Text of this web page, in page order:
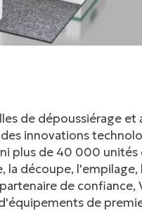
de dépoussiérage
innovations
plus de 40 000 unités
la découpe,
de confiance,
de